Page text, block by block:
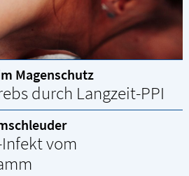
Magenschutz
durch Langzeit-PPI
vom